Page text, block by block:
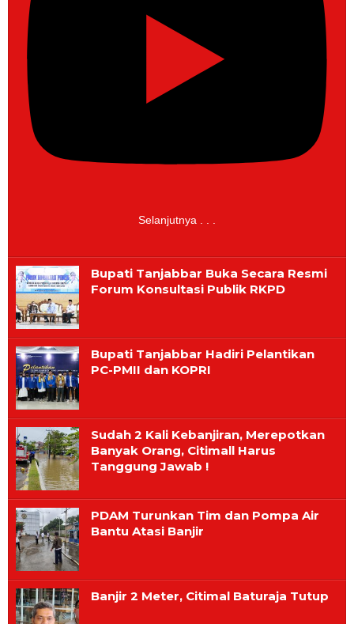
Selanjutnya . . .
Bupati Tanjabbar Buka Secara Resmi
Forum Konsultasi Publik RKPD
Bupati Tanjabbar Hadiri Pelantikan
PC-PMII dan KOPRI
Sudah 2 Kali Kebanjiran, Merepotkan
Banyak Orang, Citimall Harus
Tanggung Jawab !
PDAM Turunkan Tim dan Pompa Air
Bantu Atasi Banjir
Banjir 2 Meter, Citimal Baturaja Tutup